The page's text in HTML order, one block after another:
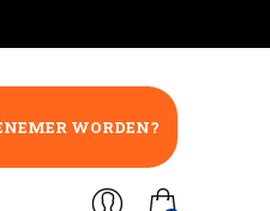
WORDEN?